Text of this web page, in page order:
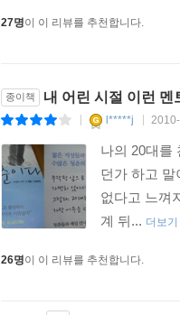
27명이 이 리뷰를 추천합니다.
종이책 내 어린 시절 이런 멘
l*****j
나의 20대를
던가 하고
없다고 느껴
계 뒤... 더보기
26명이 이 리뷰를 추천합니다.